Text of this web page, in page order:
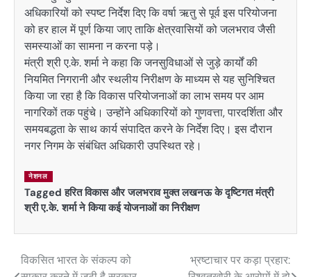
अधिकारियों को स्पष्ट निर्देश दिए कि वर्षा ऋतु से पूर्व इस परियोजना
को हर हाल में पूर्ण किया जाए ताकि क्षेत्रवासियों को जलभराव जैसी
समस्याओं का सामना न करना पड़े।
मंत्री श्री ए.के. शर्मा ने कहा कि जनसुविधाओं से जुड़े कार्यों की
नियमित निगरानी और स्थलीय निरीक्षण के माध्यम से यह सुनिश्चित
किया जा रहा है कि विकास परियोजनाओं का लाभ समय पर आम
नागरिकों तक पहुंचे। उन्होंने अधिकारियों को गुणवत्ता, पारदर्शिता और
समयबद्धता के साथ कार्य संपादित करने के निर्देश दिए। इस दौरान
नगर निगम के संबंधित अधिकारी उपस्थित रहे।
नेशनल
Taggedहरित विकास और जलभराव मुक्त लखनऊ के दृष्टिगत मंत्री
श्री ए.के. शर्मा ने किया कई योजनाओं का निरीक्षण
Post
विकसित भारत के संकल्प को
भ्रष्टाचार पर कड़ा प्रहार: